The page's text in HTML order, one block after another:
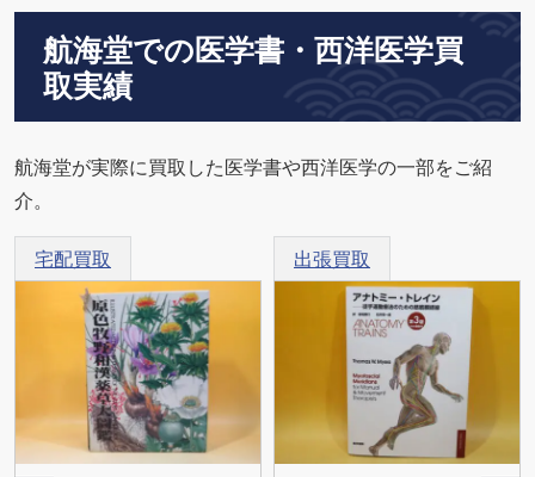
航海堂での医学書・西洋医学買
取実績
航海堂が実際に買取した医学書や西洋医学の一部をご紹
介。
宅配買取 出張買取